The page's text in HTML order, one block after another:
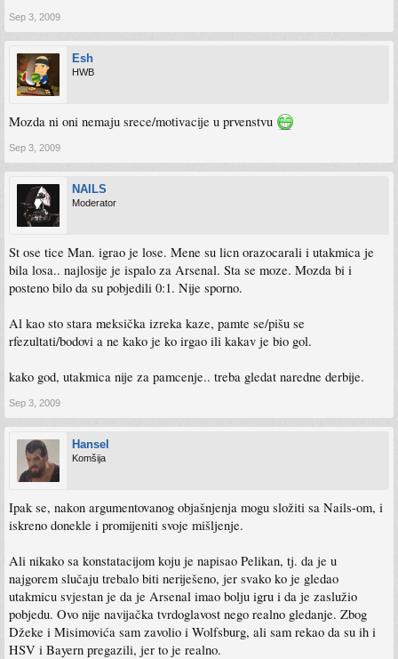
Sep 3, 2009
Esh
HWB
Mozda ni oni nemaju srece/motivacije u prvenstvu
Sep 3, 2009
NAILS
Moderator
St ose tice Man. igrao je lose. Mene su licn orazocarali i utakmica je
bila losa.. najlosije je ispalo za Arsenal. Sta se moze. Mozda bi i
posteno bilo da su pobjedili 0:1. Nije sporno.
Al kao sto stara meksička izreka kaze, pamte se/pišu se
rfezultati/bodovi a ne kako je ko irgao ili kakav je bio gol.
kako god, utakmica nije za pamcenje.. treba gledat naredne derbije.
Sep 3, 2009
Hansel
Komšija
Ipak se, nakon argumentovanog objašnjenja mogu složiti sa Nails-om, i
iskreno donekle i promijeniti svoje mišljenje.
Ali nikako sa konstatacijom koju je napisao Pelikan, tj. da je u
najgorem slučaju trebalo biti neriješeno, jer svako ko je gledao
utakmicu svjestan je da je Arsenal imao bolju igru i da je zaslužio
pobjedu. Ovo nije navijačka tvrdoglavost nego realno gledanje. Zbog
Džeke i Misimovića sam zavolio i Wolfsburg, ali sam rekao da su ih i
HSV i Bayern pregazili, jer to je realno.